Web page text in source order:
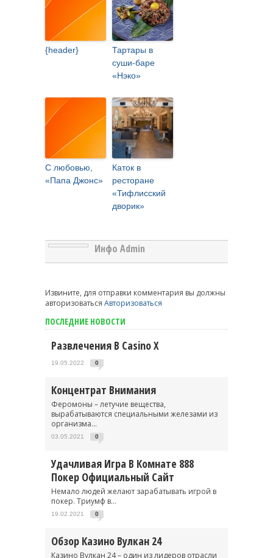
{header}
Тартары в
суши-баре
«Нэко»
С любовью,
«Папа Джонс»
Каток в
ресторане
«Тифлисский
дворик»
Инфо Admin
Извините, для отправки комментария вы должны
авторизоваться Авторизоваться
ПОСЛЕДНИЕ НОВОСТИ
Развлечения В Casino X
19.05.2022 0
Концентрат Внимания
Феромоны – летучие вещества,
вырабатываются специальными железами из
организма...
03.05.2021 0
Удачливая Игра В Комнате 888
Покер Официальный Сайт
Немало людей желают зарабатывать игрой в
покер. Триумф в...
19.02.2021 0
Обзор Казино Вулкан 24
Казино Вулкан 24 – один из лидеров отрасли